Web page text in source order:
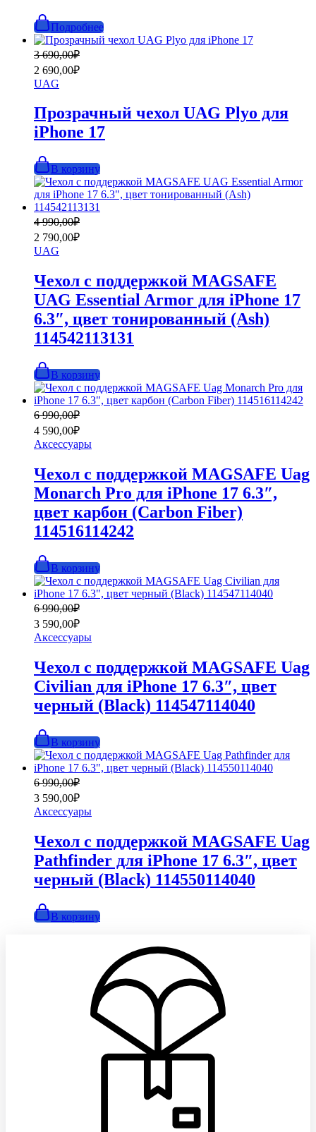
Подробнее
3 690,00₽
Первоначальная
цена
составляла
3
690,00₽.
2 690,00₽
Текущая
цена:
2
690,00₽.
UAG
Прозрачный чехол UAG Plyo для
iPhone 17
В корзину
4 990,00₽
Первоначальная
цена
составляла
4
2 790,00₽
Текущая
цена:
2
790,00₽.
UAG
Чехол с поддержкой MAGSAFE
UAG Essential Armor для iPhone 17
6.3″, цвет тонированный (Ash)
114542113131
В корзину
6 990,00₽
Первоначальная
цена
составляла
6
4 590,00₽
Текущая
цена:
4
590,00₽.
Аксессуары
Чехол с поддержкой MAGSAFE Uag
Monarch Pro для iPhone 17 6.3″,
цвет карбон (Carbon Fiber)
114516114242
В корзину
6 990,00₽
Первоначальная
цена
составляла
6
3 590,00₽
Текущая
цена:
3
590,00₽.
Аксессуары
Чехол с поддержкой MAGSAFE Uag
Civilian для iPhone 17 6.3″, цвет
черный (Black) 114547114040
В корзину
6 990,00₽
Первоначальная
цена
составляла
6
3 590,00₽
Текущая
цена:
3
590,00₽.
Аксессуары
Чехол с поддержкой MAGSAFE Uag
Pathfinder для iPhone 17 6.3″, цвет
черный (Black) 114550114040
В корзину